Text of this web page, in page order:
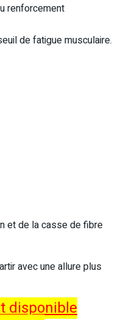
renforcement
de fatigue musculaire.
et de la casse de fibre
avec une allure plus
disponible